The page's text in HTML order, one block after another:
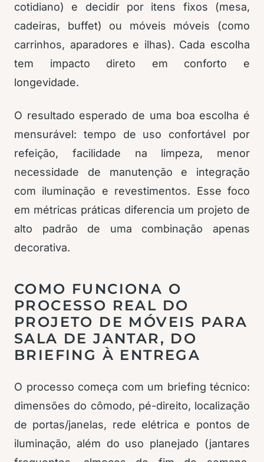
cotidiano) e decidir por itens fixos (mesa,
cadeiras, buffet) ou móveis móveis (como
carrinhos, aparadores e ilhas). Cada escolha
tem impacto direto em conforto e
longevidade.
O resultado esperado de uma boa escolha é
mensurável: tempo de uso confortável por
refeição, facilidade na limpeza, menor
necessidade de manutenção e integração
com iluminação e revestimentos. Esse foco
em métricas práticas diferencia um projeto de
alto padrão de uma combinação apenas
decorativa.
COMO FUNCIONA O
PROCESSO REAL DO
PROJETO DE MÓVEIS PARA
SALA DE JANTAR, DO
BRIEFING À ENTREGA
O processo começa com um briefing técnico:
dimensões do cômodo, pé-direito, localização
de portas/janelas, rede elétrica e pontos de
iluminação, além do uso planejado (jantares